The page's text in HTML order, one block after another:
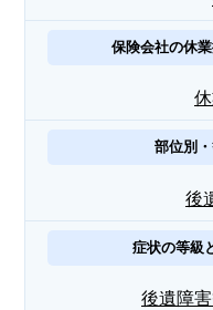
保険会社の休
部位別
後
症状の等級
後遺障